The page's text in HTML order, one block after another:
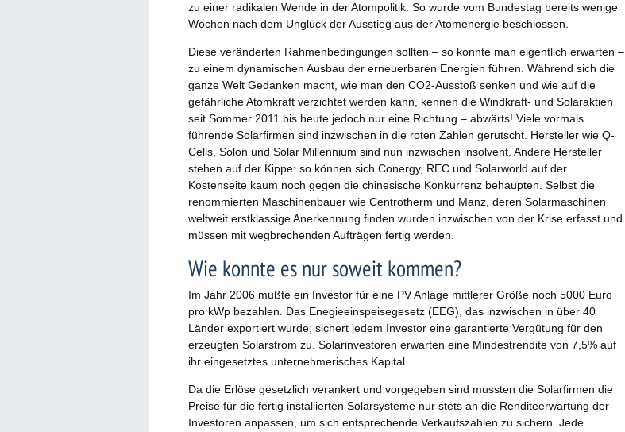
zu einer radikalen Wende in der Atompolitik: So wurde vom Bundestag bereits wenige
Wochen nach dem Unglück der Ausstieg aus der Atomenergie beschlossen.
Diese veränderten Rahmenbedingungen sollten – so konnte man eigentlich erwarten –
zu einem dynamischen Ausbau der erneuerbaren Energien führen. Während sich die
ganze Welt Gedanken macht, wie man den CO2-Ausstoß senken und wie auf die
gefährliche Atomkraft verzichtet werden kann, kennen die Windkraft- und Solaraktien
seit Sommer 2011 bis heute jedoch nur eine Richtung – abwärts! Viele vormals
führende Solarfirmen sind inzwischen in die roten Zahlen gerutscht. Hersteller wie Q-
Cells, Solon und Solar Millennium sind nun inzwischen insolvent. Andere Hersteller
stehen auf der Kippe: so können sich Conergy, REC und Solarworld auf der
Kostenseite kaum noch gegen die chinesische Konkurrenz behaupten. Selbst die
renommierten Maschinenbauer wie Centrotherm und Manz, deren Solarmaschinen
weltweit erstklassige Anerkennung finden wurden inzwischen von der Krise erfasst und
müssen mit wegbrechenden Aufträgen fertig werden.
Wie konnte es nur soweit kommen?
Im Jahr 2006 mußte ein Investor für eine PV Anlage mittlerer Größe noch 5000 Euro
pro kWp bezahlen. Das Enegieeinspeisegesetz (EEG), das inzwischen in über 40
Länder exportiert wurde, sichert jedem Investor eine garantierte Vergütung für den
erzeugten Solarstrom zu. Solarinvestoren erwarten eine Mindestrendite von 7,5% auf
ihr eingesetztes unternehmerisches Kapital.
Da die Erlöse gesetzlich verankert und vorgegeben sind mussten die Solarfirmen die
Preise für die fertig installierten Solarsysteme nur stets an die Renditeerwartung der
Investoren anpassen, um sich entsprechende Verkaufszahlen zu sichern. Jede